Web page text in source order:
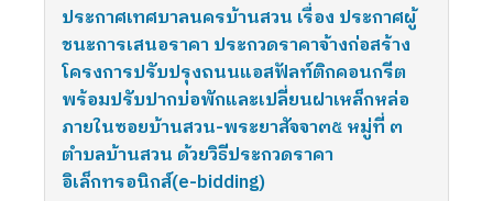
ประกาศเทศบาลนครบ้านสวน เรื่อง ประกาศผู้
ชนะการเสนอราคา ประกวดราคาจ้างก่อสร้าง
โครงการปรับปรุงถนนแอสฟัลท์ติกคอนกรีต
พร้อมปรับปากบ่อพักและเปลี่ยนฝาเหล็กหล่อ
ภายในซอยบ้านสวน-พระยาสัจจา๓๕ หมู่ที่ ๓
ตำบลบ้านสวน ด้วยวิธีประกวดราคา
อิเล็กทรอนิกส์(e-bidding)